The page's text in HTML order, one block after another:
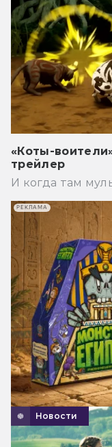
«Коты-
трейлер
И когда там
Новости
РЕКЛАМА